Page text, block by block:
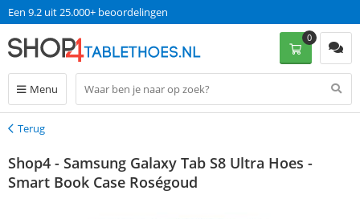
Een 9.2 uit 25.000+ beoordelingen
Menu
0
Terug
Terug
Shop4 - Samsung Galaxy Tab S8 Ultra Hoes -
Smart Book Case Roségoud